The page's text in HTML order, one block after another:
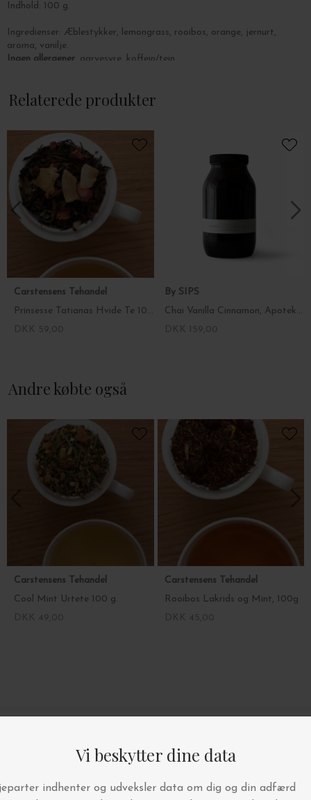
Indhold: 100 g.
Ingredienser: Æblestykker, lemongrass, rooibos, orange, jernurt,
aroma, vanilje.
Ingen allergener , garvesyre, koffein/tein.
Storegade 17
Relaterede produkter
Carstensens Tehandel
Prinsesse Tatianas Hvide Te 100 g.
By SIPS
Chai Vanilla Cinnamon, Apotekerglas 100g.
Andre købte også
Carstensens Tehandel
Cool Mint Urtete 100 g.
Carstensens Tehandel
Rooibos Lakrids og Mint, 100g